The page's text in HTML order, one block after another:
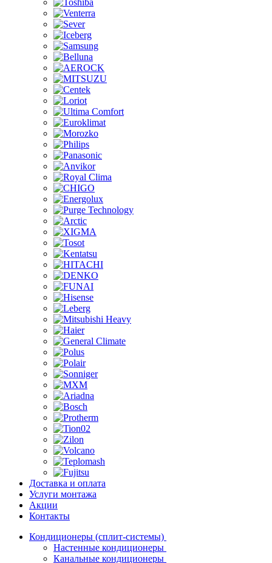
Доставка и оплата
Услуги монтажа
Акции
Контакты
Кондиционеры (сплит-системы)
Настенные кондиционеры
Канальные кондиционеры